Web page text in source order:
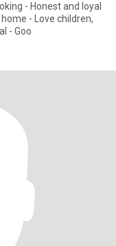
- Honest and loyal
- Love children,
- Goo